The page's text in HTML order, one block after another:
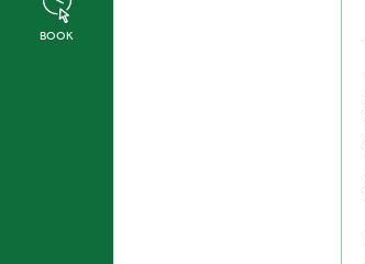
BOOK